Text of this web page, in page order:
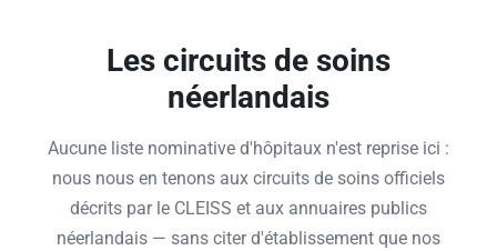
Les circuits de soins
néerlandais
Aucune liste nominative d'hôpitaux n'est reprise ici :
nous nous en tenons aux circuits de soins officiels
décrits par le CLEISS et aux annuaires publics
néerlandais — sans citer d'établissement que nos